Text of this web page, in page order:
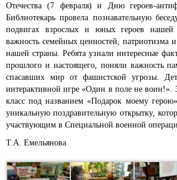
Отечества (7 февраля) и Дню героев-
Библиотекарь провела познавательную
подвигах взрослых и юных героев нашей
важность семейных ценностей, патриотизма и
нашей страны. Ребята узнали интересные
прошлого и настоящего, поняли важность
спасавших мир от фашистской угрозы.
интерактивной игре «Один в поле не воин!».
класс под названием «Подарок моему
уникальную поздравительную открытку,
участвующим в Специальной военной
Т.А. Емельянова